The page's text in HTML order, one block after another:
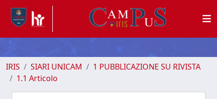
IRIS SIARI UNICAM
1 PUBBLICAZIONE SU RIVISTA
1.1 Articolo